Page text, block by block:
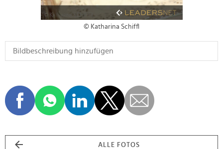
© Katharina Schiffl
ALLE FOTOS